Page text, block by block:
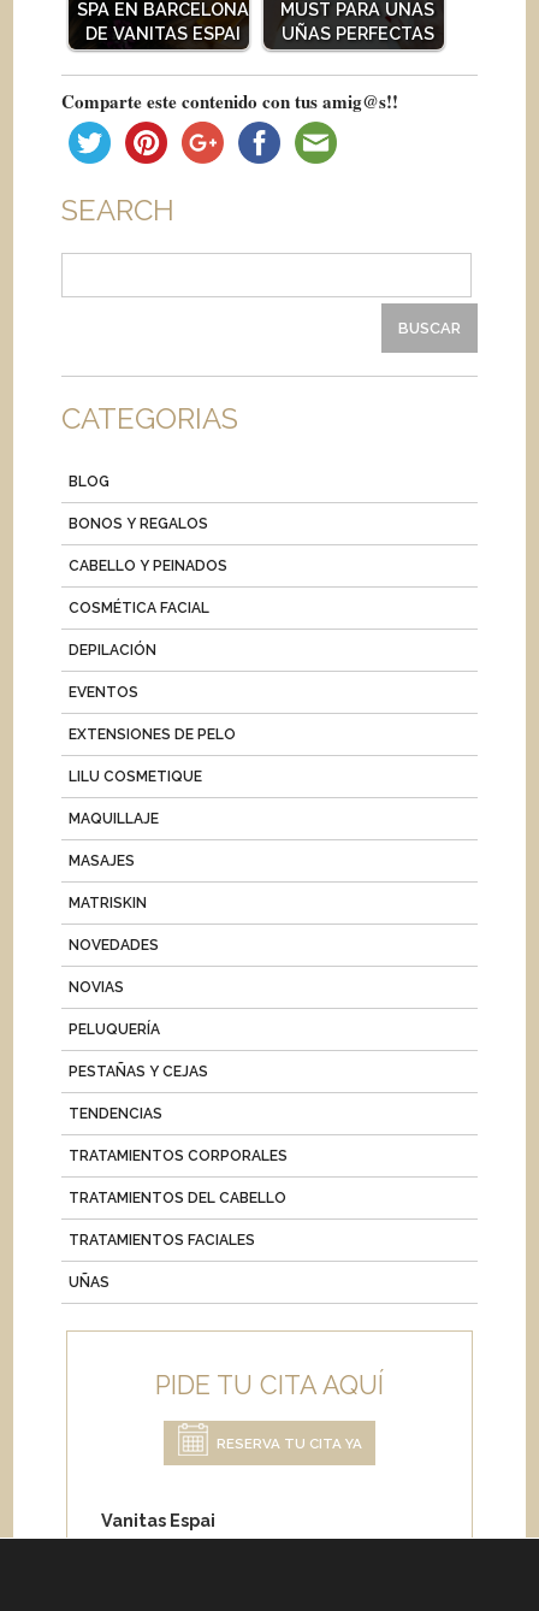
SPA EN BARCELONA
DE VANITAS ESPAI
MUST PARA UNAS
UÑAS PERFECTAS
Comparte este contenido con tus amig@s!!
SEARCH
CATEGORIAS
BLOG
BONOS Y REGALOS
CABELLO Y PEINADOS
COSMÉTICA FACIAL
DEPILACIÓN
EVENTOS
EXTENSIONES DE PELO
LILU COSMETIQUE
MAQUILLAJE
MASAJES
MATRISKIN
NOVEDADES
NOVIAS
PELUQUERÍA
PESTAÑAS Y CEJAS
TENDENCIAS
TRATAMIENTOS CORPORALES
TRATAMIENTOS DEL CABELLO
TRATAMIENTOS FACIALES
UÑAS
PIDE TU CITA AQUÍ
RESERVA TU CITA YA
Vanitas Espai
Carrer de Paris 204